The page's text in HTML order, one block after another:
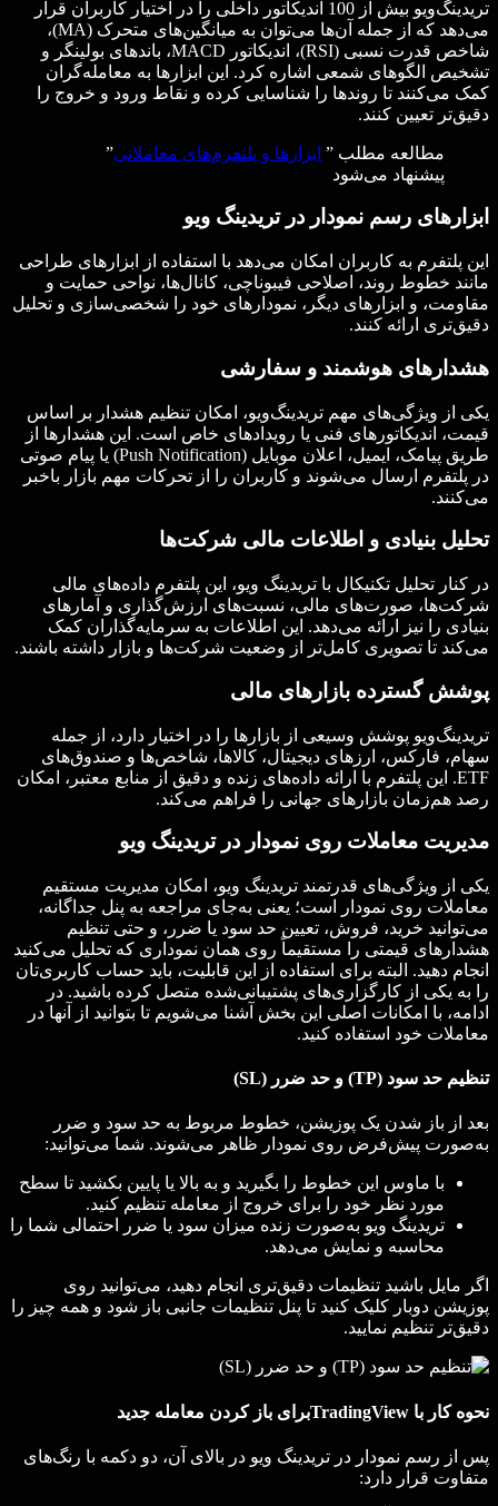
تریدینگ‌ویو بیش از 100 اندیکاتور داخلی را در اختیار کاربران قرار
می‌دهد که از جمله آن‌ها می‌توان به میانگین‌های متحرک (MA)،
شاخص قدرت نسبی (RSI)، اندیکاتور MACD، باندهای بولینگر و
تشخیص الگوهای شمعی اشاره کرد. این ابزارها به معامله‌گران
کمک می‌کنند تا روندها را شناسایی کرده و نقاط ورود و خروج را
دقیق‌تر تعیین کنند.
مطالعه مطلب ” ابزارها و پلتفرم‌های معاملاتی”
پیشنهاد می‌شود
ابزارهای رسم نمودار در تریدینگ ویو
این پلتفرم به کاربران امکان می‌دهد با استفاده از ابزارهای طراحی
مانند خطوط روند، اصلاحی فیبوناچی، کانال‌ها، نواحی حمایت و
مقاومت، و ابزارهای دیگر، نمودارهای خود را شخصی‌سازی و تحلیل
دقیق‌تری ارائه کنند.
هشدارهای هوشمند و سفارشی
یکی از ویژگی‌های مهم تریدینگ‌ویو، امکان تنظیم هشدار بر اساس
قیمت، اندیکاتورهای فنی یا رویدادهای خاص است. این هشدارها از
طریق پیامک، ایمیل، اعلان موبایل (Push Notification) یا پیام صوتی
در پلتفرم ارسال می‌شوند و کاربران را از تحرکات مهم بازار باخبر
می‌کنند.
تحلیل بنیادی و اطلاعات مالی شرکت‌ها
در کنار تحلیل تکنیکال با تریدینگ ویو، این پلتفرم داده‌های مالی
شرکت‌ها، صورت‌های مالی، نسبت‌های ارزش‌گذاری و آمارهای
بنیادی را نیز ارائه می‌دهد. این اطلاعات به سرمایه‌گذاران کمک
می‌کند تا تصویری کامل‌تر از وضعیت شرکت‌ها و بازار داشته باشند.
پوشش گسترده بازارهای مالی
تریدینگ‌ویو پوشش وسیعی از بازارها را در اختیار دارد، از جمله
سهام، فارکس، ارزهای دیجیتال، کالاها، شاخص‌ها و صندوق‌های
ETF. این پلتفرم با ارائه داده‌های زنده و دقیق از منابع معتبر، امکان
رصد هم‌زمان بازارهای جهانی را فراهم می‌کند.
مدیریت معاملات روی نمودار در تریدینگ ویو
یکی از ویژگی‌های قدرتمند تریدینگ ویو، امکان مدیریت مستقیم
معاملات روی نمودار است؛ یعنی به‌جای مراجعه به پنل جداگانه،
می‌توانید خرید، فروش، تعیین حد سود یا ضرر، و حتی تنظیم
هشدارهای قیمتی را مستقیماً روی همان نموداری که تحلیل می‌کنید
انجام دهید. البته برای استفاده از این قابلیت، باید حساب کاربری‌تان
را به یکی از کارگزاری‌های پشتیبانی‌شده متصل کرده باشید. در
ادامه، با امکانات اصلی این بخش آشنا می‌شویم تا بتوانید از آنها در
معاملات خود استفاده کنید.
تنظیم حد سود (TP) و حد ضرر (SL)
بعد از باز شدن یک پوزیشن، خطوط مربوط به حد سود و ضرر
به‌صورت پیش‌فرض روی نمودار ظاهر می‌شوند. شما می‌توانید:
با ماوس این خطوط را بگیرید و به بالا یا پایین بکشید تا سطح
مورد نظر خود را برای خروج از معامله تنظیم کنید.
تریدینگ ویو به‌صورت زنده میزان سود یا ضرر احتمالی شما را
محاسبه و نمایش می‌دهد.
اگر مایل باشید تنظیمات دقیق‌تری انجام دهید، می‌توانید روی
پوزیشن دوبار کلیک کنید تا پنل تنظیمات جانبی باز شود و همه چیز را
دقیق‌تر تنظیم نمایید.
نحوه کار با TradingViewبرای باز کردن معامله جدید
پس از رسم نمودار در تریدینگ ویو در بالای آن، دو دکمه با رنگ‌های
متفاوت قرار دارد: